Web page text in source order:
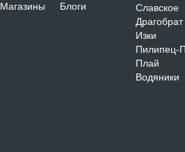
Магазины
Блоги
Славское
Драгобрат
Изки
Пилипец-
Плай
Водяники